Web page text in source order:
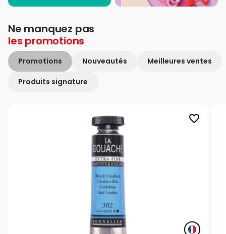
Ne manquez pas
les promotions
Promotions Nouveautés Meilleures ventes
Produits signature
favorite_border